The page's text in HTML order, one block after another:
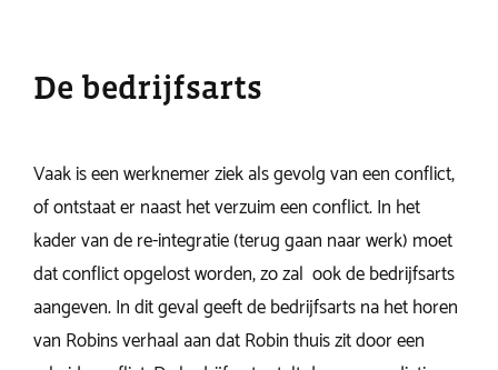
De bedrijfsarts
Vaak is een werknemer ziek als gevolg van een conflict,
of ontstaat er naast het verzuim een conflict. In het
kader van de re-integratie (terug gaan naar werk) moet
dat conflict opgelost worden, zo zal ook de bedrijfsarts
aangeven. In dit geval geeft de bedrijfsarts na het horen
van Robins verhaal aan dat Robin thuis zit door een